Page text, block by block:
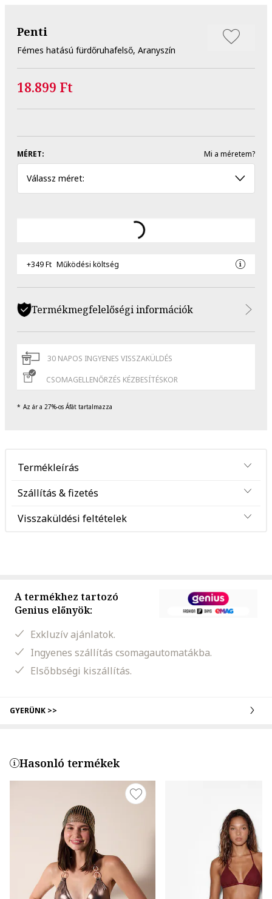
Penti
Fémes hatású fürdőruhafelső, Aranyszín
18.899 Ft
MÉRET: Mi a méretem?
Válassz méret:
+349 Ft Működési költség
Termékmegfelelőségi információk
30 NAPOS INGYENES VISSZAKÜLDÉS
CSOMAGELLENŐRZÉS KÉZBESÍTÉSKOR
Az ár a 27%-os Áfát tartalmazza
Termékleírás
Szállítás & fizetés
Visszaküldési feltételek
A termékhez tartozó
Genius előnyök:
Exkluzív ajánlatok.
Ingyenes szállítás csomagautomatákba.
Elsőbbségi kiszállítás.
GYERÜNK >>
Hasonló termékek